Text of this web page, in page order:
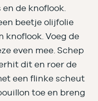
de knoflook.
beetje olijfolie
knoflook. Voeg de
even mee. Schep
dit en roer de
een flinke scheut
toe en breng